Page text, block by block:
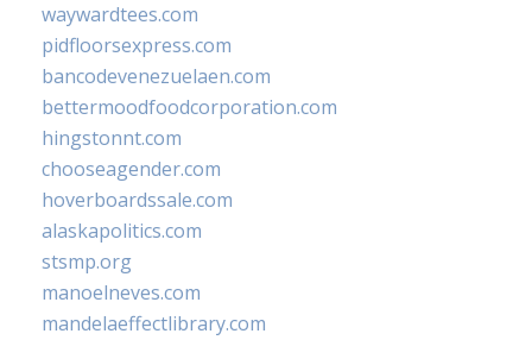
waywardtees.com
pidfloorsexpress.com
bancodevenezuelaen.com
bettermoodfoodcorporation.com
hingstonnt.com
chooseagender.com
hoverboardssale.com
alaskapolitics.com
stsmp.org
manoelneves.com
mandelaeffectlibrary.com